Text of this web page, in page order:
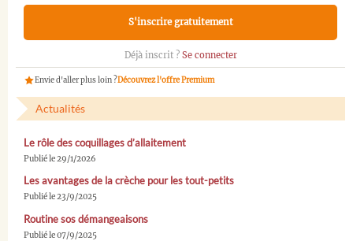
S'inscrire gratuitement
Déjà inscrit ? Se connecter
Envie d'aller plus loin ?Découvrez l'offre Premium
Actualités
Le rôle des coquillages d’allaitement
Publié le 29/1/2026
Les avantages de la crèche pour les tout-petits
Publié le 23/9/2025
Routine sos démangeaisons
Publié le 07/9/2025